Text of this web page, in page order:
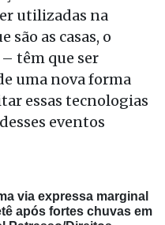
utilizadas na
as casas, o
– têm que ser
uma nova forma
essas tecnologias
eventos
via expressa marginal
após fortes chuvas em